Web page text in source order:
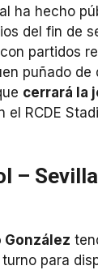
ha hecho
del fin de
partidos
puñado de
cerrará la
el RCDE
–
González
para